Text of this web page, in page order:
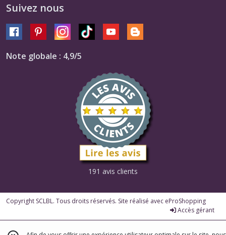
Suivez nous
Note globale : 4,9/5
191 avis clients
Copyright SCLBL. Tous droits réservés. Site réalisé avec eProShopping
Accès gérant